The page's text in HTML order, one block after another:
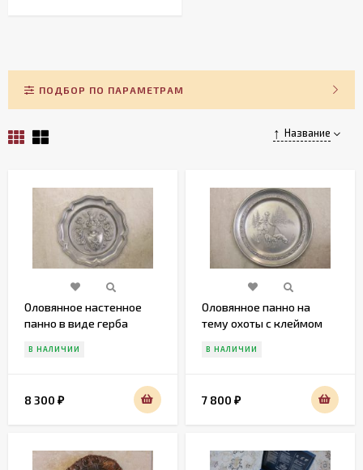
ПОДБОР ПО ПАРАМЕТРАМ
Название
Оловянное настенное
панно в виде герба
В НАЛИЧИИ
8 300 ₽
Оловянное панно на
тему охоты с клеймом
В НАЛИЧИИ
7 800 ₽